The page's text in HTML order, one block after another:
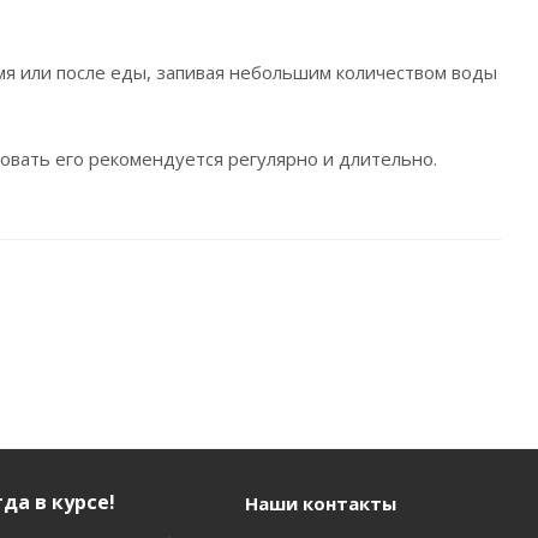
или после еды, запивая небольшим количеством воды
его рекомендуется регулярно и длительно.
в курсе! Наши контакты